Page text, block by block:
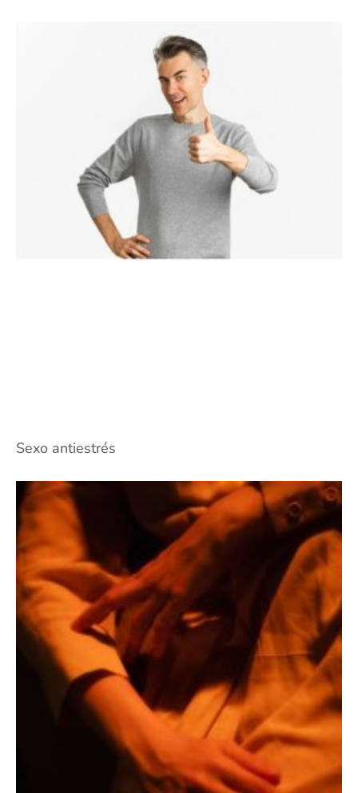
Sexo antiestrés